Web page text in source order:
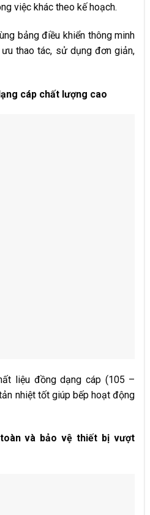
việc khác theo kế hoạch.
bảng điều khiển thông minh
thao tác, sử dụng đơn giản,
cáp chất lượng cao
liệu đồng dạng cáp (105 –
nhiệt tốt giúp bếp hoạt động
và bảo vệ thiết bị vượt